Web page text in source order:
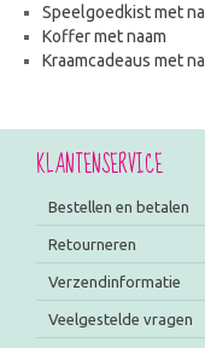
Speelgoedkist met
Koffer met naam
Kraamcadeaus met
KLANTENSERVICE
Bestellen en betalen
Retourneren
Verzendinformatie
Veelgestelde vragen